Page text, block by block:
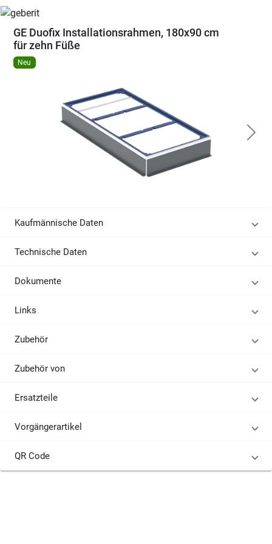
GE Duofix Installationsrahmen, 180x90 cm
für zehn Füße
Neu
Kaufmännische Daten
Technische Daten
Dokumente
Links
Zubehör
Zubehör von
Ersatzteile
Vorgängerartikel
QR Code